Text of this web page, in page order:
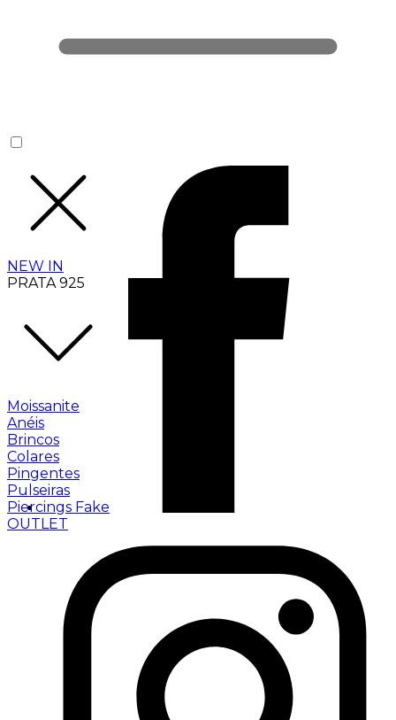
NEW IN
PRATA 925
Moissanite
Anéis
Brincos
Colares
Pingentes
Pulseiras
Piercings Fake
OUTLET